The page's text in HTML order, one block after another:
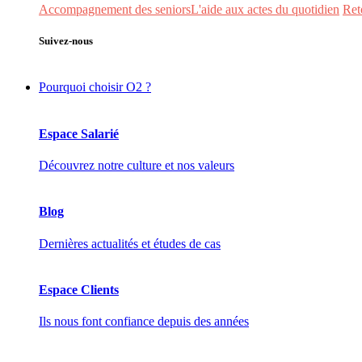
Accompagnement des seniorsL'aide aux actes du quotidien
Suivez-nous
Pourquoi choisir O2 ?
Espace Salarié
Découvrez notre culture et nos valeurs
Blog
Dernières actualités et études de cas
Espace Clients
Ils nous font confiance depuis des années